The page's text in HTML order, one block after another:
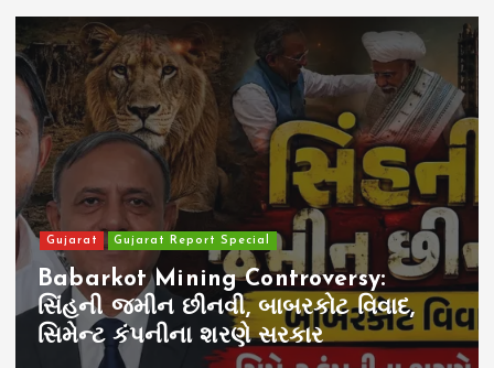
Gujarat Gujarat Report Special
Babarkot Mining Controversy:
સિંહની જમીન છીનવી, બાબરકોટ વિવાદ,
સિમેન્ટ કંપનીના શરણે સરકાર